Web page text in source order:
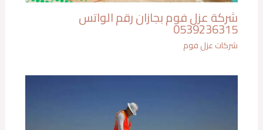
شركة عزل فوم بجازان رقم الواتس
0539236315
شركات عزل فوم